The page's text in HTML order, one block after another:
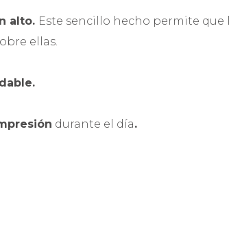
alto. Este sencillo hecho permite que
ellas.
durante el día.